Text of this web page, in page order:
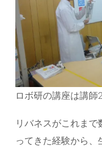
ロボ研の講座は講師
リバネスがこれま
ってきた経験から、